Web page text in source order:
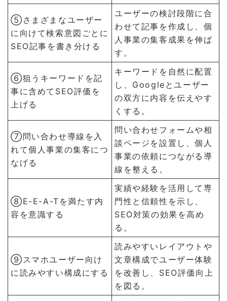
⑤さまざまなユーザー
に向けて検索意図ごとに
SEO記事を書き分ける
ユーザーの検討段階に合
わせて記事を作成し、個
人事業の集客成果を伸ば
す。
⑥狙うキーワードを記
事に含めてSEO評価を
上げる
キーワードを自然に配置
し、Googleとユーザー
の双方に内容を伝えやす
くする。
⑦問い合わせ導線を入
れて個人事業の集客につ
なげる
問い合わせフォームや相
談ページを設置し、個人
事業の依頼につながる導
線を整える。
⑧E-E-A-Tを満たす内
容を意識する
実績や経験を活用して専
門性と信頼性を示し、
SEO対策の効果を高め
る。
⑨スマホユーザー向け
に読みやすい構成にする
読みやすいレイアウトや
文章構成でユーザー体験
を改善し、SEO評価向上
を図る。